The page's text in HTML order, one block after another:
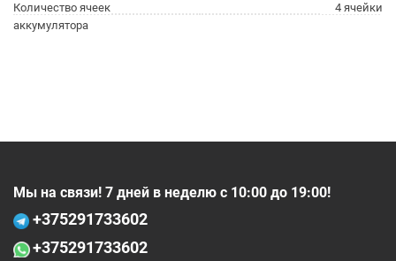
Количество ячеек
аккумулятора
4 ячейки
Мы на связи! 7 дней в неделю с 10:00 до 19:00!
+375291733602
+375291733602